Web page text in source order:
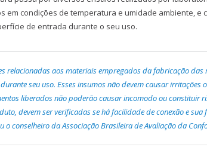
em condições de temperatura e umidade ambiente, e
de entrada durante o seu uso.
relacionadas aos materiais empregados da fabricação
seu uso. Esses insumos não devem causar irritações
liberados não poderão causar incomodo ou constituir
devem ser verificadas se há facilidade de conexão e sua
o conselheiro da Associação Brasileira de Avaliação da